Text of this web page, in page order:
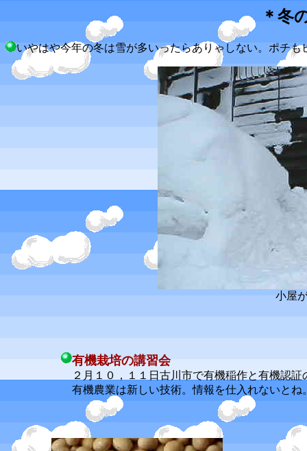
＊冬
いやはや今年の冬は雪が多いったらありゃしない。ポチも
小屋
有機栽培の講習会
２月１０，１１日古川市で有機稲作と有機認証
有機農業は新しい技術。情報を仕入れないとね